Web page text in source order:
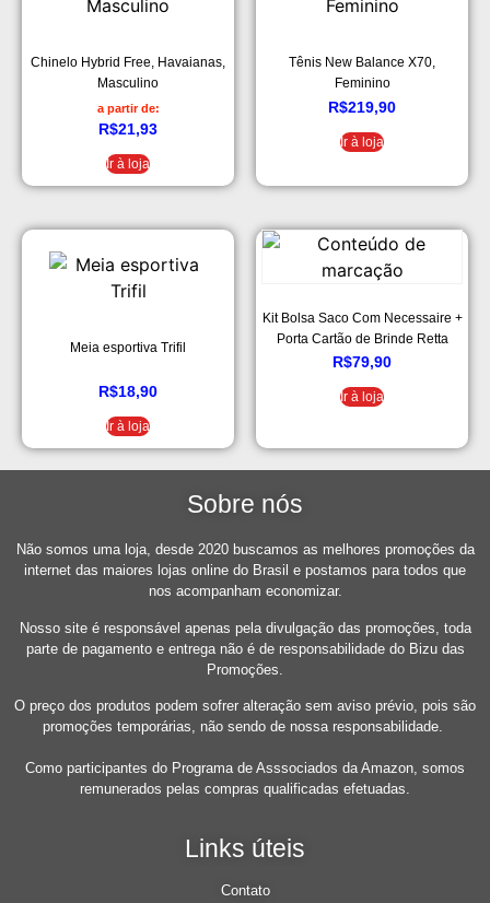
Chinelo Hybrid Free, Havaianas,
Masculino
a partir de:
R$21,93
Ir à loja
Tênis New Balance X70,
Feminino
R$219,90
Ir à loja
Meia esportiva Trifil
R$18,90
Ir à loja
Kit Bolsa Saco Com Necessaire +
Porta Cartão de Brinde Retta
Verde Militar
R$79,90
Ir à loja
Sobre nós
Não somos uma loja, desde 2020 buscamos as melhores promoções da
internet das maiores lojas online do Brasil e postamos para todos que
nos acompanham economizar.
Nosso site é responsável apenas pela divulgação das promoções, toda
parte de pagamento e entrega não é de responsabilidade do Bizu das
Promoções.
O preço dos produtos podem sofrer alteração sem aviso prévio, pois são
promoções temporárias, não sendo de nossa responsabilidade.
Como participantes do Programa de Asssociados da Amazon, somos
remunerados pelas compras qualificadas efetuadas.
Links úteis
Contato